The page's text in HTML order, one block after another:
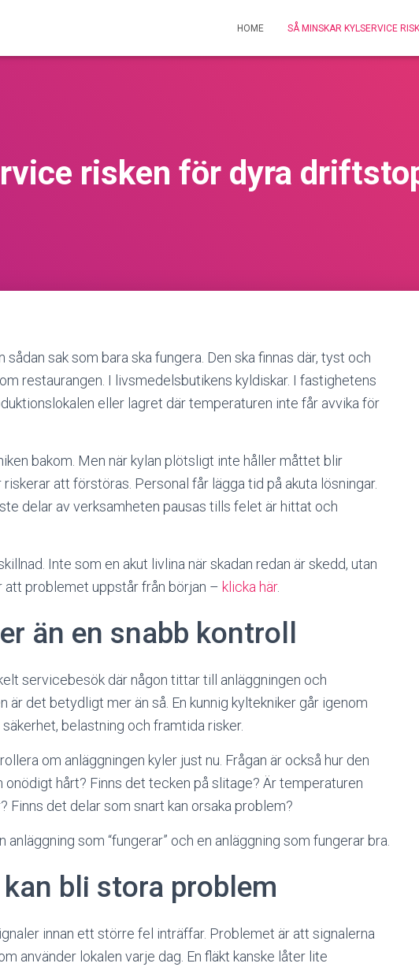
HOME SÅ MINSKAR KYLSERVICE
risken för dyra
sådan sak som bara ska fungera. Den ska finnas där, tyst och
restaurangen. I livsmedelsbutikens kyldiskar. I fastighetens
eller lagret där temperaturen inte får avvika för
bakom. Men när kylan plötsligt inte håller måttet blir
att förstöras. Personal får lägga tid på akuta lösningar.
delar av verksamheten pausas tills felet är hittat och
Inte som en akut livlina när skadan redan är skedd, utan
problemet uppstår från början – klicka här.
än en snabb kontroll
servicebesök där någon tittar till anläggningen och
är det betydligt mer än så. En kunnig kyltekniker går igenom
belastning och framtida risker.
om anläggningen kyler just nu. Frågan är också hur den
onödigt hårt? Finns det tecken på slitage? Är temperaturen
Finns det delar som snart kan orsaka problem?
anläggning som “fungerar” och en anläggning som fungerar bra.
bli stora problem
innan ett större fel inträffar. Problemet är att signalerna
använder lokalen varje dag. En fläkt kanske låter lite